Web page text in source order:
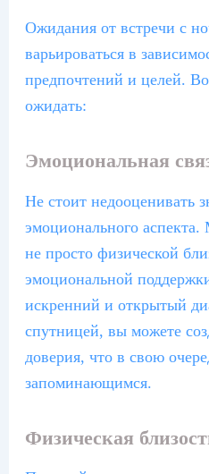
Ожидания от встречи с
варьироваться в
предпочтений и целей.
ожидать:
Эмоциональная
Не стоит недооценивать
эмоционального
не просто физической
эмоциональной
искренний и открытый
спутницей, вы можете
доверия, что в свою
запоминающимся.
Физическая